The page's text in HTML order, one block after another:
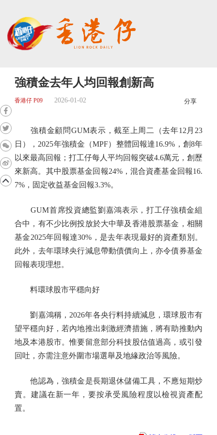
強積金去年人均回報創新高
香港仔 P09 2026-01-02 分享
強積金顧問GUM表示，截至上周二（去年12月23
日），2025年強積金（MPF）整體回報達16.9%，創8年
以來最高回報；打工仔每人平均回報突破4.6萬元，創歷
來新高。其中股票基金回報24%，混合資產基金回報16.
7%，固定收益基金回報3.3%。
GUM首席投資總監劉嘉鴻表示，打工仔強積金組
合中，有不少比例投放於大中華及香港股票基金，相關
基金2025年回報達30%，是去年表現最好的資產類別。
此外，去年環球央行減息帶動債價向上，亦令債券基金
回報表現理想。
料環球股市平穩向好
劉嘉鴻稱，2026年各央行料持續減息，環球股市有
望平穩向好，若內地推出刺激經濟措施，將有助推動內
地及本港股市。惟要留意部分科技股估值過高，或引發
回吐，亦需注意外圍市場選舉及地緣政治等風險。
他認為，強積金是長期退休儲備工具，不應短期炒
賣。建議在新一年，要按承受風險程度以檢視資產配
置。